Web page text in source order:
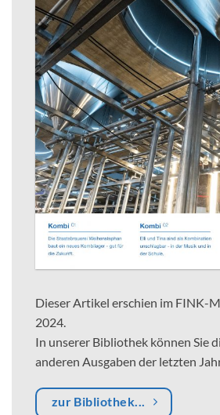
Dieser Artikel erschien im FINK-
2024.
In unserer Bibliothek können Sie
anderen Ausgaben der letzten
zur Bibliothek...